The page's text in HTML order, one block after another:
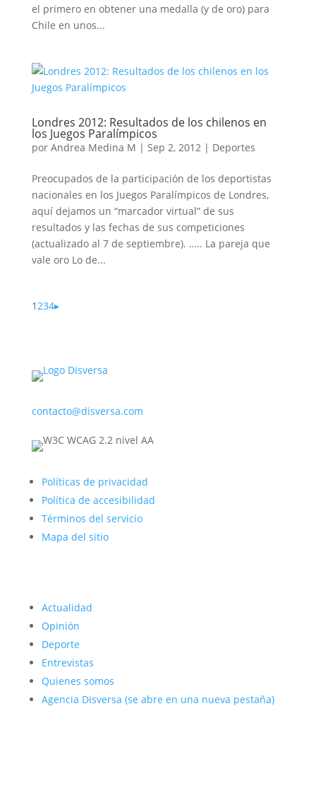
el primero en obtener una medalla (y de oro) para
Chile en unos...
Londres 2012: Resultados de los chilenos en
los Juegos Paralímpicos
por Andrea Medina M | Sep 2, 2012| Deportes
Preocupados de la participación de los deportistas
nacionales en los Juegos Paralímpicos de Londres,
aquí dejamos un “marcador virtual” de sus
resultados y las fechas de sus competiciones
(actualizado al 7 de septiembre). ….. La pareja que
vale oro Lo de...
1234▸
contacto@disversa.com
Políticas de privacidad
Política de accesibilidad
Términos del servicio
Mapa del sitio
Actualidad
Opinión
Deporte
Entrevistas
Quienes somos
Agencia Disversa (se abre en una nueva pestaña)